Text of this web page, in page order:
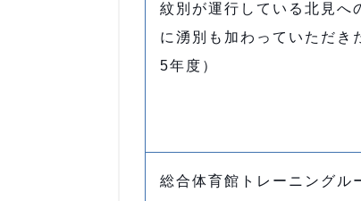
紋別が運行している北見へ
に湧別も加わっていただき
5年度）
総合体育館トレーニングル